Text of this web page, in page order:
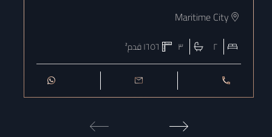
Maritime City
٢ ٣ ١٦٥٦قدم²